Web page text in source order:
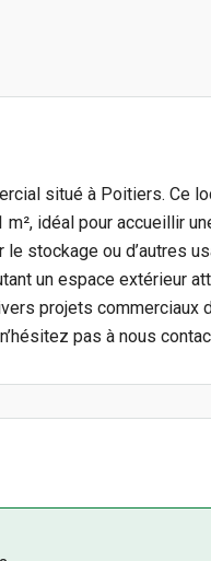
situé à Poitiers. Ce
idéal pour accueillir
le stockage ou d’autres
un espace extérieur
projets commerciaux
pas à nous